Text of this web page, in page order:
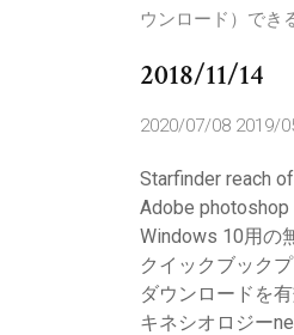
ウンロード）でき
2018/11/14
2020/07/08 2019/
Starfinder reach
Adobe
Windows 10用の
クイックブック
ダウンロードを
キネシオロジー